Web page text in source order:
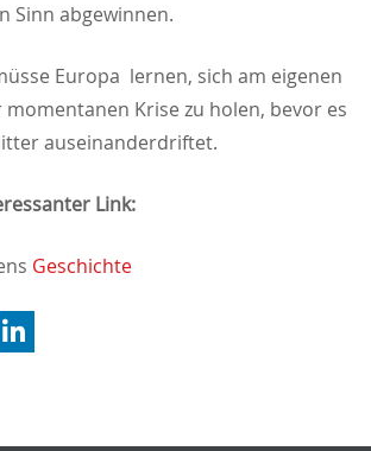
Sinn abgewinnen.
Europa lernen, sich am eigenen
momentanen Krise zu holen, bevor es
auseinanderdriftet.
Link:
Geschichte